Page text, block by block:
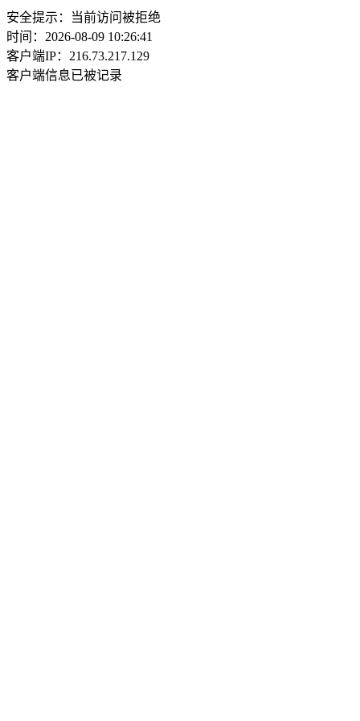
安全提示：当前访问被拒绝
时间：2026-08-09 10:26:41
客户端IP：216.73.217.129
客户端信息已被记录